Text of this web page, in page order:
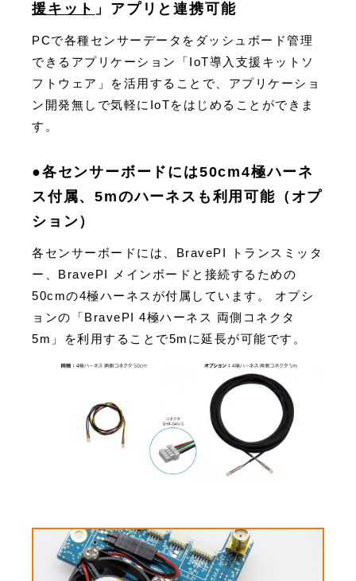
援キット 」アプリと連携可能
PCで各種センサーデータをダッシュボード管理
できるアプリケーション「IoT導入支援キットソ
フトウェア」を活用することで、アプリケーショ
ン開発無しで気軽にIoTをはじめることができま
す。
●各センサーボードには50cm4極ハーネ
ス付属、5mのハーネスも利用可能（オプ
ション）
各センサーボードには、BravePI トランスミッタ
ー、BravePI メインボードと接続するための
50cmの4極ハーネスが付属しています。 オプシ
ョンの「BravePI 4極ハーネス 両側コネクタ
5m」を利用することで5mに延長が可能です。